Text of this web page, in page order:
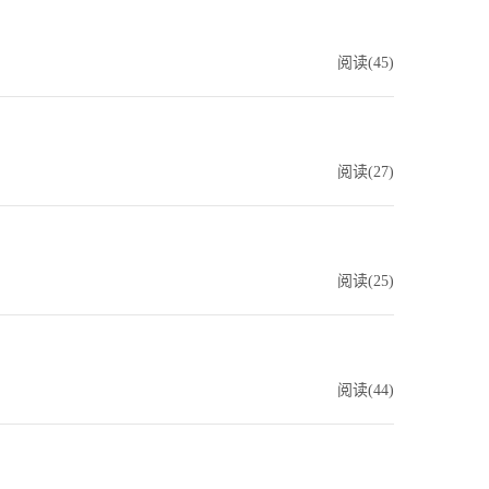
阅读(45)
阅读(27)
阅读(25)
阅读(44)